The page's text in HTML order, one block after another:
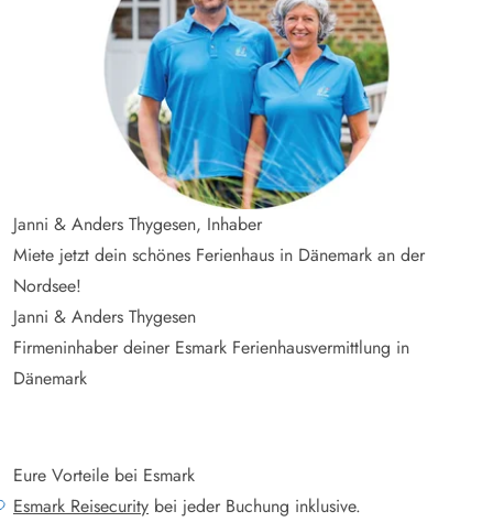
Janni & Anders Thygesen, Inhaber
Miete jetzt dein schönes Ferienhaus in Dänemark an der
Nordsee!
Janni & Anders Thygesen
Firmeninhaber deiner Esmark Ferienhausvermittlung in
Dänemark
Eure Vorteile bei Esmark
Esmark Reisecurity bei jeder Buchung inklusive.